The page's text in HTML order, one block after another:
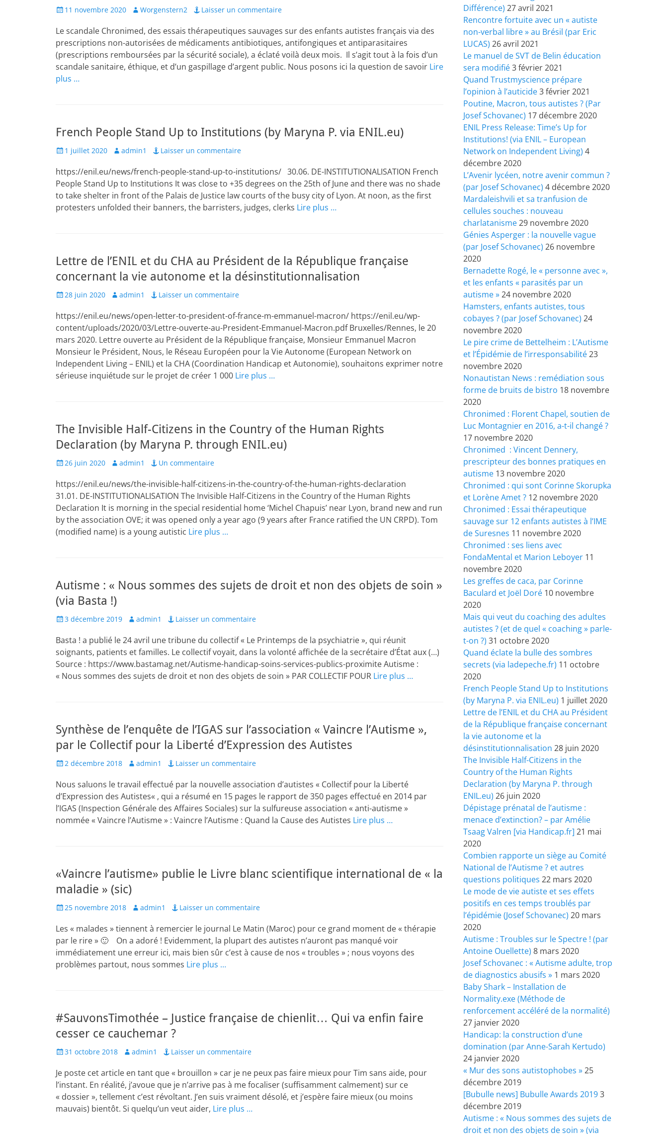
Posted
11 novembre 2020 Author
Worgenstern2 Laisser un commentaire
Le scandale Chronimed, des essais thérapeutiques sauvages sur des enfants autistes français via des
prescriptions non-autorisées de médicaments antibiotiques, antifongiques et antiparasitaires
(prescriptions remboursées par la sécurité sociale), a éclaté voilà deux mois. Il s’agit tout à la fois d’un
scandale sanitaire, éthique, et d’un gaspillage d’argent public. Nous posons ici la question de savoir Lire
plus …
French People Stand Up to Institutions (by Maryna P. via ENIL.eu)
Posted
1 juillet 2020 Author
admin1 Laisser un commentaire
https://enil.eu/news/french-people-stand-up-to-institutions/ 30.06. DE-INSTITUTIONALISATION French
People Stand Up to Institutions It was close to +35 degrees on the 25th of June and there was no shade
to take shelter in front of the Palais de Justice law courts of the busy city of Lyon. At noon, as the first
protesters unfolded their banners, the barristers, judges, clerks Lire plus …
Lettre de l’ENIL et du CHA au Président de la République française
concernant la vie autonome et la désinstitutionnalisation
Posted
28 juin 2020 Author
admin1 Laisser un commentaire
https://enil.eu/news/open-letter-to-president-of-france-m-emmanuel-macron/ https://enil.eu/wp-
content/uploads/2020/03/Lettre-ouverte-au-President-Emmanuel-Macron.pdf Bruxelles/Rennes, le 20
mars 2020. Lettre ouverte au Président de la République française, Monsieur Emmanuel Macron
Monsieur le Président, Nous, le Réseau Européen pour la Vie Autonome (European Network on
Independent Living – ENIL) et la CHA (Coordination Handicap et Autonomie), souhaitons exprimer notre
sérieuse inquiétude sur le projet de créer 1 000 Lire plus …
The Invisible Half-Citizens in the Country of the Human Rights
Declaration (by Maryna P. through ENIL.eu)
Posted
26 juin 2020 Author
admin1 Un commentaire
https://enil.eu/news/the-invisible-half-citizens-in-the-country-of-the-human-rights-declaration
31.01. DE-INSTITUTIONALISATION The Invisible Half-Citizens in the Country of the Human Rights
Declaration It is morning in the special residential home ‘Michel Chapuis’ near Lyon, brand new and run
by the association OVE; it was opened only a year ago (9 years after France ratified the UN CRPD). Tom
(modified name) is a young autistic Lire plus …
Autisme : « Nous sommes des sujets de droit et non des objets de soin »
(via Basta !)
Posted
3 décembre 2019 Author
admin1 Laisser un commentaire
Basta ! a publié le 24 avril une tribune du collectif « Le Printemps de la psychiatrie », qui réunit
soignants, patients et familles. Le collectif voyait, dans la volonté affichée de la secrétaire d’État aux (…)
Source : https://www.bastamag.net/Autisme-handicap-soins-services-publics-proximite Autisme :
« Nous sommes des sujets de droit et non des objets de soin » PAR COLLECTIF POUR Lire plus …
Synthèse de l’enquête de l’IGAS sur l’association « Vaincre l’Autisme »,
par le Collectif pour la Liberté d’Expression des Autistes
Posted
2 décembre 2018 Author
admin1 Laisser un commentaire
Nous saluons le travail effectué par la nouvelle association d’autistes « Collectif pour la Liberté
d’Expression des Autistes« , qui a résumé en 15 pages le rapport de 350 pages effectué en 2014 par
l’IGAS (Inspection Générale des Affaires Sociales) sur la sulfureuse association « anti-autisme »
nommée « Vaincre l’Autisme » : Vaincre l’Autisme : Quand la Cause des Autistes Lire plus …
«Vaincre l’autisme» publie le Livre blanc scientifique international de « la
maladie » (sic)
Posted
25 novembre 2018 Author
admin1 Laisser un commentaire
Les « malades » tiennent à remercier le journal Le Matin (Maroc) pour ce grand moment de « thérapie
par le rire » 🙂 On a adoré ! Evidemment, la plupart des autistes n’auront pas manqué voir
immédiatement une erreur ici, mais bien sûr c’est à cause de nos « troubles » ; nous voyons des
problèmes partout, nous sommes Lire plus …
#SauvonsTimothée – Justice française de chienlit… Qui va enfin faire
cesser ce cauchemar ?
Posted
31 octobre 2018 Author
admin1 Laisser un commentaire
Je poste cet article en tant que « brouillon » car je ne peux pas faire mieux pour Tim sans aide, pour
l’instant. En réalité, j’avoue que je n’arrive pas à me focaliser (suffisamment calmement) sur ce
« dossier », tellement c’est révoltant. J’en suis vraiment désolé, et j’espère faire mieux (ou moins
mauvais) bientôt. Si quelqu’un veut aider, Lire plus …
Différence) 27 avril 2021
Rencontre fortuite avec un « autiste
non-verbal libre » au Brésil (par Eric
LUCAS) 26 avril 2021
Le manuel de SVT de Belin éducation
sera modifié3 février 2021
Quand Trustmyscience prépare
l’opinion à l’auticide3 février 2021
Poutine, Macron, tous autistes ? (Par
Josef Schovanec) 17 décembre 2020
ENIL Press Release: Time’s Up for
Institutions! (via ENIL – European
Network on Independent Living) 4
décembre 2020
L’Avenir lycéen, notre avenir commun ?
(par Josef Schovanec) 4 décembre 2020
Mardaleishvili et sa tranfusion de
cellules souches : nouveau
charlatanisme29 novembre 2020
Génies Asperger : la nouvelle vague
(par Josef Schovanec) 26 novembre
2020
Bernadette Rogé, le « personne avec »,
et les enfants « parasités par un
autisme »24 novembre 2020
Hamsters, enfants autistes, tous
cobayes ? (par Josef Schovanec) 24
novembre 2020
Le pire crime de Bettelheim : L’Autisme
et l’Épidémie de l’irresponsabilité23
novembre 2020
Nonautistan News : remédiation sous
forme de bruits de bistro 18 novembre
2020
Chronimed : Florent Chapel, soutien de
Luc Montagnier en 2016, a-t-il changé ?
17 novembre 2020
Chronimed : Vincent Dennery,
prescripteur des bonnes pratiques en
autisme 13 novembre 2020
Chronimed : qui sont Corinne Skorupka
et Lorène Amet ? 12 novembre 2020
Chronimed : Essai thérapeutique
sauvage sur 12 enfants autistes à l’IME
de Suresnes 11 novembre 2020
Chronimed : ses liens avec
FondaMental et Marion Leboyer 11
novembre 2020
Les greffes de caca, par Corinne
Baculard et Joël Doré 10 novembre
2020
Mais qui veut du coaching des adultes
autistes ? (et de quel « coaching » parle-
t-on ?) 31 octobre 2020
Quand éclate la bulle des sombres
secrets (via ladepeche.fr) 11 octobre
2020
French People Stand Up to Institutions
(by Maryna P. via ENIL.eu) 1 juillet 2020
Lettre de l’ENIL et du CHA au Président
de la République française concernant
la vie autonome et la
désinstitutionnalisation 28 juin 2020
The Invisible Half-Citizens in the
Country of the Human Rights
Declaration (by Maryna P. through
ENIL.eu) 26 juin 2020
Dépistage prénatal de l’autisme :
menace d’extinction? – par Amélie
Tsaag Valren [via Handicap.fr] 21 mai
2020
Combien rapporte un siège au Comité
National de l’Autisme ? et autres
questions politiques 22 mars 2020
Le mode de vie autiste et ses effets
positifs en ces temps troublés par
l’épidémie (Josef Schovanec) 20 mars
2020
Autisme : Troubles sur le Spectre ! (par
Antoine Ouellette) 8 mars 2020
Josef Schovanec : « Autisme adulte, trop
de diagnostics abusifs » 1 mars 2020
Baby Shark – Installation de
Normality.exe (Méthode de
renforcement accéléré de la normalité)
27 janvier 2020
Handicap: la construction d’une
domination (par Anne-Sarah Kertudo)
24 janvier 2020
« Mur des sons autistophobes »25
décembre 2019
[Bubulle news] Bubulle Awards 20193
décembre 2019
Autisme : « Nous sommes des sujets de
droit et non des objets de soin » (via